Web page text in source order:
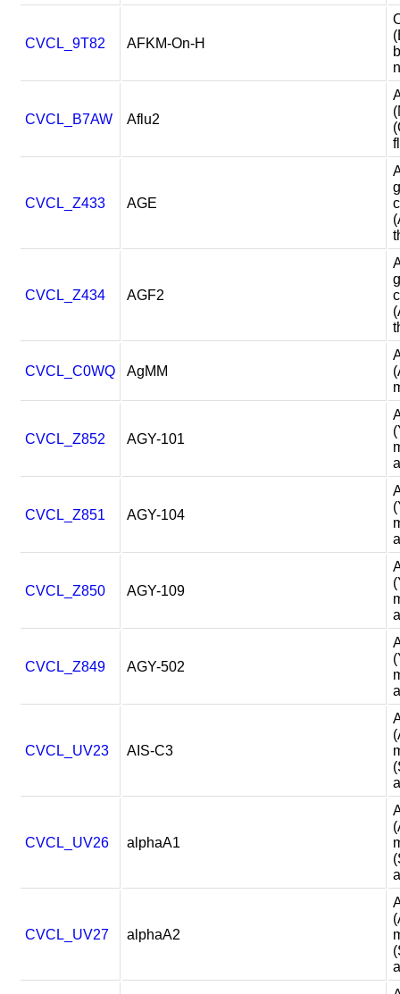
CVCL_9T82 AFKM-On-H
CVCL_B7AW Aflu2
CVCL_Z433 AGE
CVCL_Z434 AGF2
CVCL_C0WQ AgMM
CVCL_Z852 AGY-101
CVCL_Z851 AGY-104
CVCL_Z850 AGY-109
CVCL_Z849 AGY-502
CVCL_UV23 AIS-C3
CVCL_UV26 alphaA1
CVCL_UV27 alphaA2